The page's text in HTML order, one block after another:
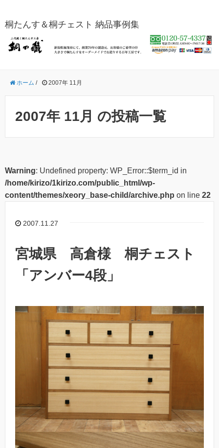
桐たんす＆桐チェスト 納品事例集
ホーム / 2007年 11月
2007年 11月 の投稿一覧
Warning: Undefined property: WP_Error::$term_id in
/home/kirizo/1kirizo.com/public_html/wp-
content/themes/xeory_base-child/archive.php on line 22
2007.11.27
宮城県 高倉様 桐チェスト
「アンバー4段」